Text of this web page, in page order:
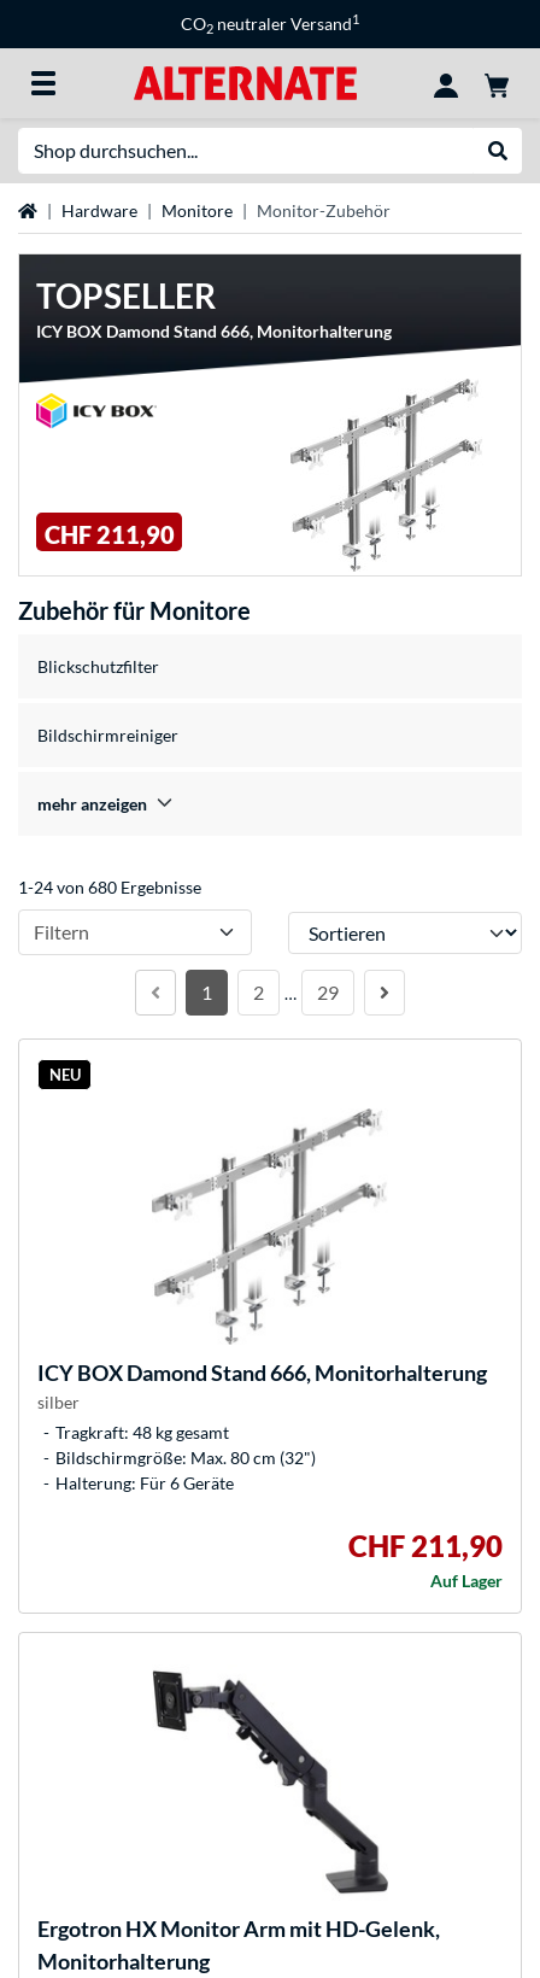
CO2 neutraler Versand1
StartseiteHardware Monitore Monitor-Zubehör
TOPSELLER
ICY BOX Damond Stand 666, Monitorhalterung
CHF 211,90
Zubehör für Monitore
Blickschutzfilter
Bildschirmreiniger
mehr anzeigen
1-24 von 680 Ergebnisse
Filtern Sortieren
1 2 … 29
NEU
ICY BOXDamond Stand 666, Monitorhalterung
silber
Tragkraft: 48 kg gesamt
Bildschirmgröße: Max. 80 cm (32")
Halterung: Für 6 Geräte
CHF 211,90
Auf Lager
ErgotronHX Monitor Arm mit HD-Gelenk,
Monitorhalterung